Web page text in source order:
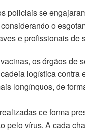
policiais se
o
e profissionais de
os órgãos de
logística
longínquos, de
de forma
pelo vírus. A cada